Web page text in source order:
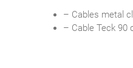
– Cables metal
– Cable Teck 90